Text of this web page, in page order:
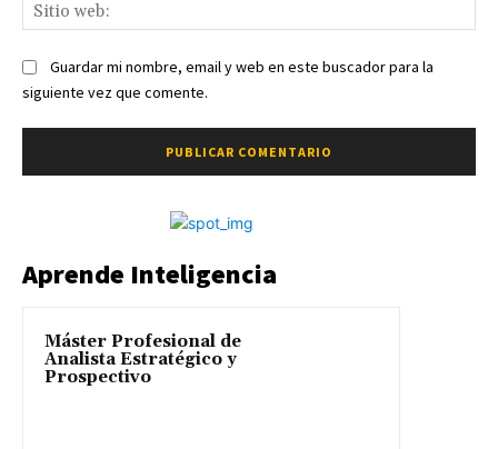
Guardar mi nombre, email y web en este buscador para la
siguiente vez que comente.
Aprende Inteligencia
Máster Profesional de
Analista Estratégico y
Prospectivo